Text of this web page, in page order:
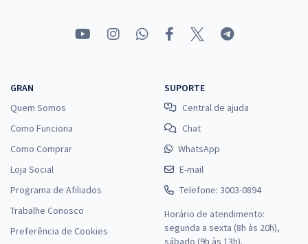
GRAN
Quem Somos
Como Funciona
Como Comprar
Loja Social
Programa de Afiliados
Trabalhe Conosco
Preferência de Cookies
SUPORTE
Central de ajuda
Chat
WhatsApp
E-mail
Telefone: 3003-0894
Horário de atendimento:
segunda a sexta (8h às 20h),
sábado (9h às 13h).